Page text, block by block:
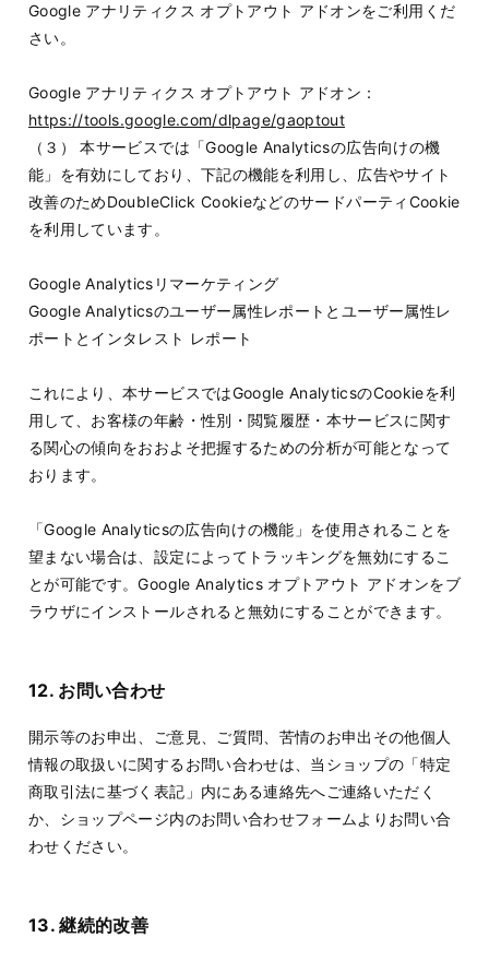
Google アナリティクス オプトアウト アドオンをご利用くだ
さい。
Google アナリティクス オプトアウト アドオン：
https://tools.google.com/dlpage/gaoptout
（３） 本サービスでは「Google Analyticsの広告向けの機
能」を有効にしており、下記の機能を利用し、広告やサイト
改善のためDoubleClick CookieなどのサードパーティCookie
を利用しています。
Google Analyticsリマーケティング
Google Analyticsのユーザー属性レポートとユーザー属性レ
ポートとインタレスト レポート
これにより、本サービスではGoogle AnalyticsのCookieを利
用して、お客様の年齢・性別・閲覧履歴・本サービスに関す
る関心の傾向をおおよそ把握するための分析が可能となって
おります。
「Google Analyticsの広告向けの機能」を使用されることを
望まない場合は、設定によってトラッキングを無効にするこ
とが可能です。Google Analytics オプトアウト アドオンをブ
ラウザにインストールされると無効にすることができます。
12. お問い合わせ
開示等のお申出、ご意見、ご質問、苦情のお申出その他個人
情報の取扱いに関するお問い合わせは、当ショップの「特定
商取引法に基づく表記」内にある連絡先へご連絡いただく
か、ショップページ内のお問い合わせフォームよりお問い合
わせください。
13. 継続的改善